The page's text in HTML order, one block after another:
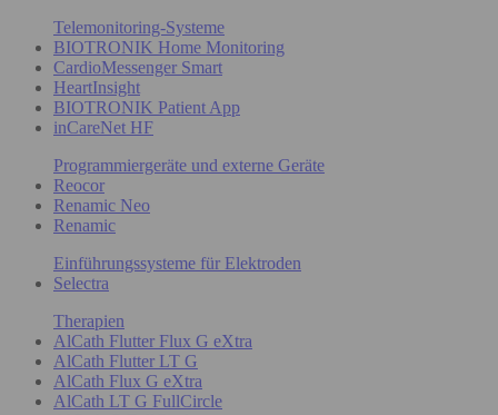
Telemonitoring-Systeme
BIOTRONIK Home Monitoring
CardioMessenger Smart
HeartInsight
BIOTRONIK Patient App
inCareNet HF
Programmiergeräte und externe Geräte
Reocor
Renamic Neo
Renamic
Einführungssysteme für Elektroden
Selectra
Therapien
AlCath Flutter Flux G eXtra
AlCath Flutter LT G
AlCath Flux G eXtra
AlCath LT G FullCircle